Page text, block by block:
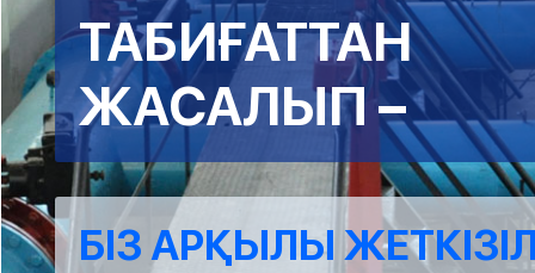
ТАБИҒАТТАН
ЖАСАЛЫП –
БІЗ АРҚЫЛЫ